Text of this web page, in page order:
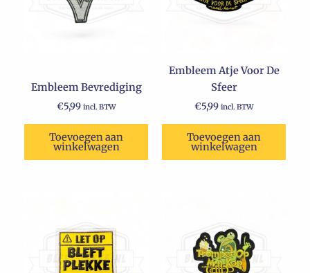
Embleem Bevrediging
€5,99 incl. BTW
Toevoegen aan
winkelwagen
Embleem Atje Voor De
Sfeer
€5,99 incl. BTW
Toevoegen aan
winkelwagen